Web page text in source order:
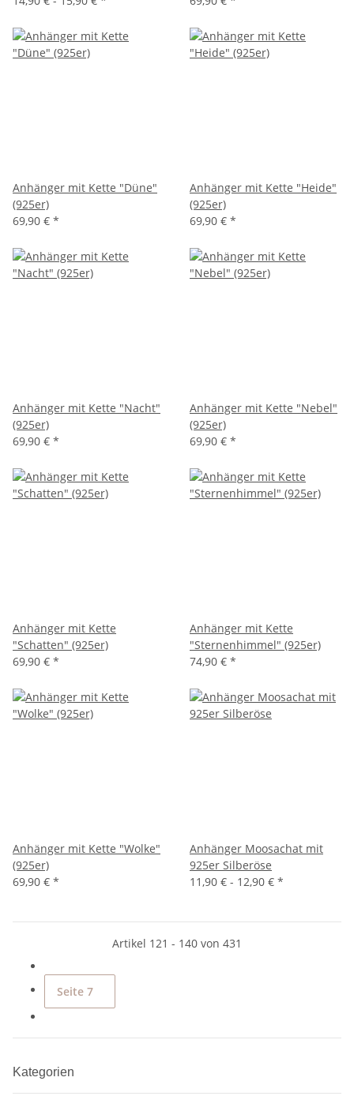
Anhänger mit Kette "Düne"
(925er)
69,90 € *
Anhänger mit Kette "Heide"
(925er)
69,90 € *
Anhänger mit Kette "Nacht"
(925er)
69,90 € *
Anhänger mit Kette "Nebel"
(925er)
69,90 € *
Anhänger mit Kette
"Schatten" (925er)
69,90 € *
Anhänger mit Kette
"Sternenhimmel" (925er)
74,90 € *
Anhänger mit Kette "Wolke"
(925er)
69,90 € *
Anhänger Moosachat mit
925er Silberöse
11,90 € - 12,90 € *
Artikel 121 - 140 von 431
Seite 7
Kategorien